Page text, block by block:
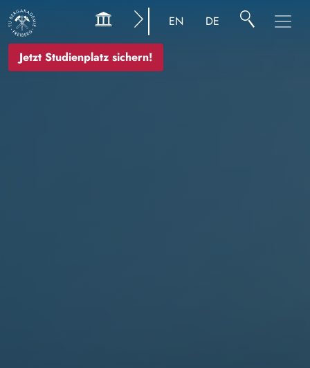
Jetzt Studienplatz sichern!
EN DE
Image